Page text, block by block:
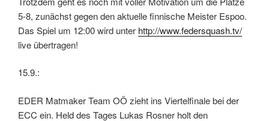
5-8, zunächst gegen den aktuelle finnische Meister Espoo.
Das Spiel um 12:00 wird unter http://www.federsquash.tv/
live übertragen!
15.9.:
EDER Matmaker Team OÖ zieht ins Viertelfinale bei der
ECC ein. Held des Tages Lukas Rosner holt den